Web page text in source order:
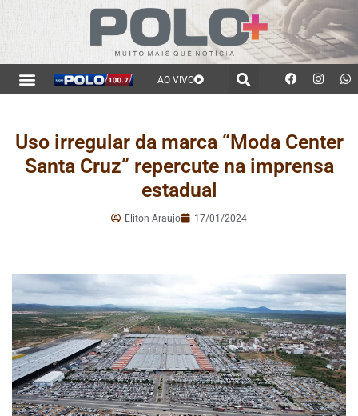
AO VIVO
Uso irregular da marca “Moda Center
Santa Cruz” repercute na imprensa
estadual
Eliton Araujo 17/01/2024